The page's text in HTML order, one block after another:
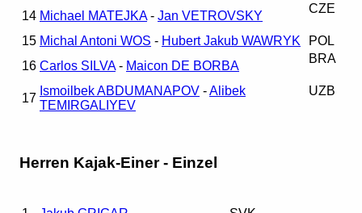
14 Michael MATEJKA- Jan VETROVSKY
CZE
15 Michal Antoni WOS - Hubert Jakub WAWRYK
POL
16 Carlos SILVA- Maicon DE BORBA
BRA
17
Ismoilbek ABDUMANAPOV -Alibek
TEMIRGALIYEV
UZB
Herren Kajak-Einer - Einzel